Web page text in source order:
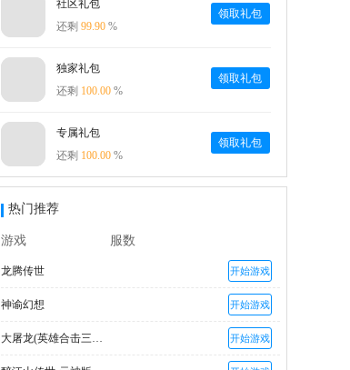
社区礼包
还剩 99.90 %
领取礼包
独家礼包
还剩 100.00 %
领取礼包
专属礼包
还剩 100.00 %
领取礼包
热门推荐
游戏 服数
龙腾传世 开始游戏
神谕幻想 开始游戏
大屠龙(英雄合击三职业) 开始游戏